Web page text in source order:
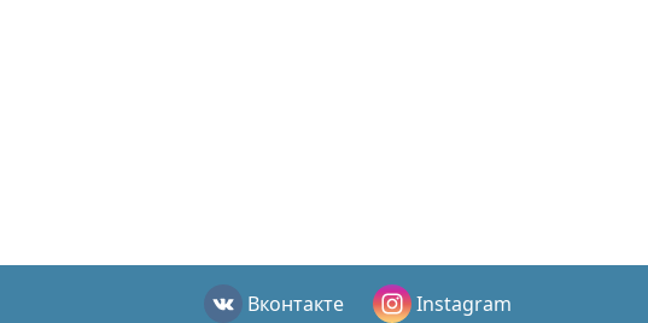
Вконтакте Instagram